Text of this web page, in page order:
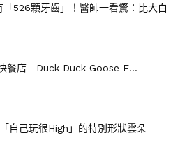
「526顆牙齒」！醫師一看驚：比大白
餐店 Duck Duck Goose E...
自己玩很High」的特別形狀雲朵